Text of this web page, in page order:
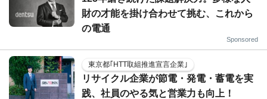
財の才能を掛け合わせて挑む、これから
の電通
Sponsored
東京都｢HTT取組推進宣言企業｣
リサイクル企業が節電・発電・蓄電を実
践、社員のやる気と営業力も向上！